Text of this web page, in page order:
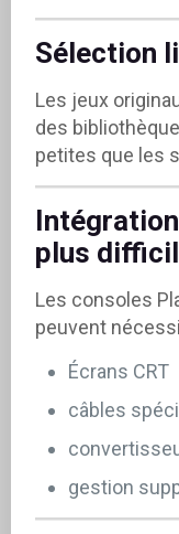
Sélection
Les jeux
des
petites que les
plus
Les consoles
peuvent
Écrans CRT
câbles
gestion